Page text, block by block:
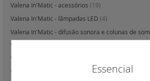
Valena In'Matic - acessórios (19)
Valena In'Matic - lâmpadas LED (4)
Valena In'Matic - difusão sonora e colunas de som
Valena In'Matic - IP44 com tecla ou espelho central
Valena Life - teclas e espelhos centrais
Valena Life - quadros
Essencial